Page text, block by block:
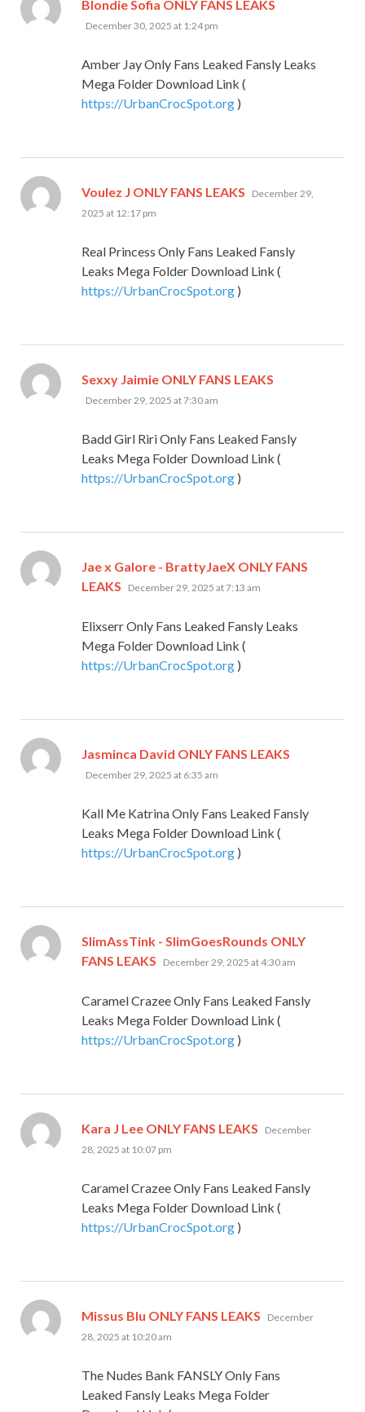
Blondie Sofia ONLY FANS LEAKS
December 30, 2025 at 1:24 pm
Amber Jay Only Fans Leaked Fansly Leaks
Mega Folder Download Link (
https://UrbanCrocSpot.org )
Voulez J ONLY FANS LEAKS says:
December 29,
2025 at 12:17 pm
Real Princess Only Fans Leaked Fansly
Leaks Mega Folder Download Link (
https://UrbanCrocSpot.org )
Sexxy Jaimie ONLY FANS LEAKS
December 29, 2025 at 7:30 am
Badd Girl Riri Only Fans Leaked Fansly
Leaks Mega Folder Download Link (
https://UrbanCrocSpot.org )
Jae x Galore - BrattyJaeX ONLY FANS
LEAKS says:
December 29, 2025 at 7:13 am
Elixserr Only Fans Leaked Fansly Leaks
Mega Folder Download Link (
https://UrbanCrocSpot.org )
Jasminca David ONLY FANS LEAKS
December 29, 2025 at 6:35 am
Kall Me Katrina Only Fans Leaked Fansly
Leaks Mega Folder Download Link (
https://UrbanCrocSpot.org )
SlimAssTink - SlimGoesRounds ONLY
FANS LEAKS says:
December 29, 2025 at 4:30 am
Caramel Crazee Only Fans Leaked Fansly
Leaks Mega Folder Download Link (
https://UrbanCrocSpot.org )
Kara J Lee ONLY FANS LEAKS says:
December
28, 2025 at 10:07 pm
Caramel Crazee Only Fans Leaked Fansly
Leaks Mega Folder Download Link (
https://UrbanCrocSpot.org )
Missus Blu ONLY FANS LEAKS says:
December
28, 2025 at 10:20 am
The Nudes Bank FANSLY Only Fans
Leaked Fansly Leaks Mega Folder